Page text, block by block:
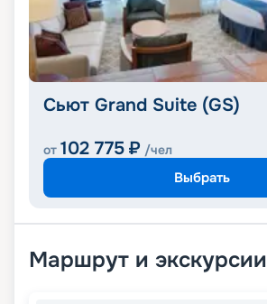
Сьют Grand Suite (GS)
от 102 775 ₽ /чел
Выбрать
Маршрут и экскурсии